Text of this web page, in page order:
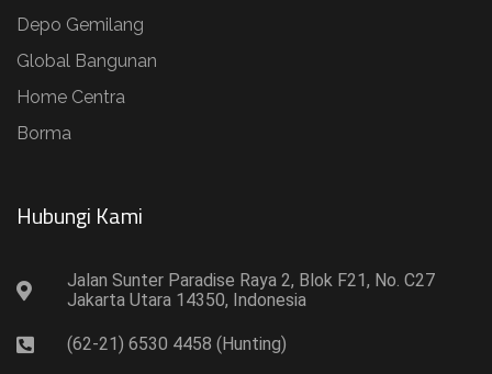
Depo Gemilang
Global Bangunan
Home Centra
Borma
Hubungi Kami​
Jalan Sunter Paradise Raya 2, Blok F21, No. C27
Jakarta Utara 14350, Indonesia
(62-21) 6530 4458 (Hunting)